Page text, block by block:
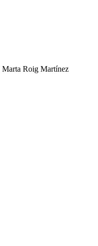
Roig Martínez